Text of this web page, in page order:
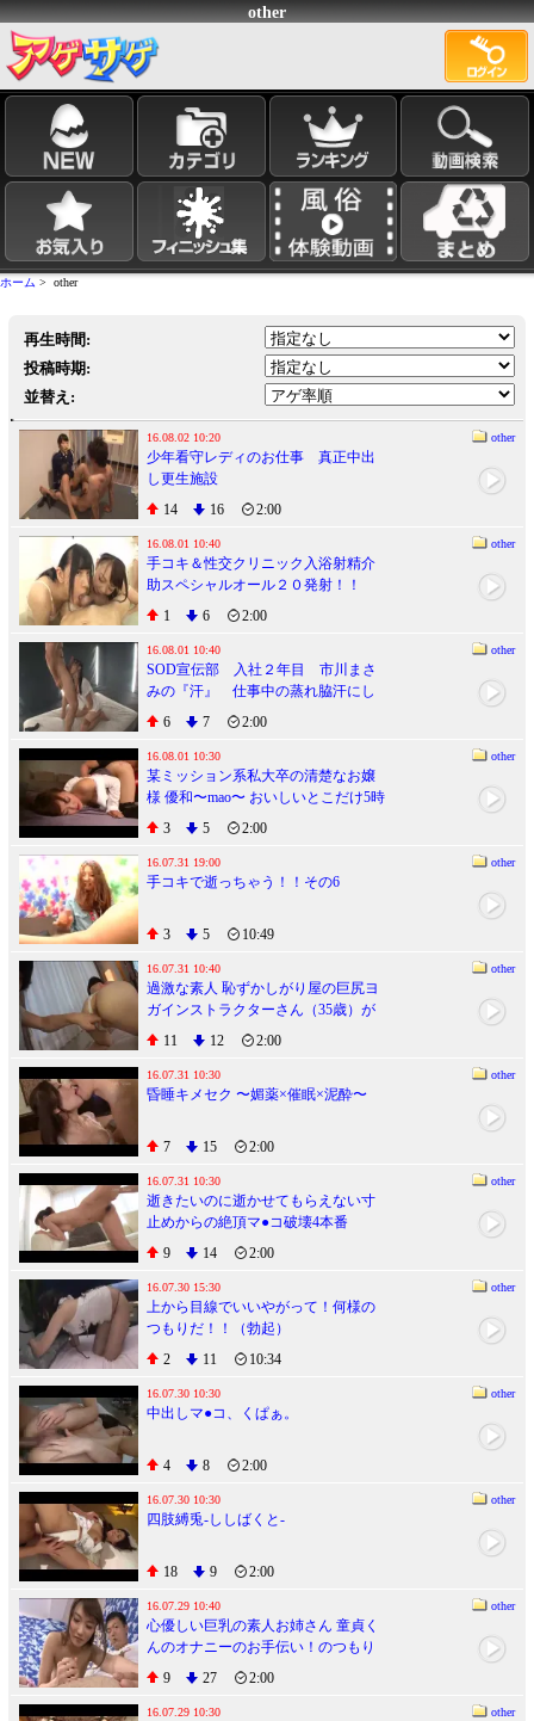
other
ホーム > other
再生時間:
投稿時期:
並替え:
16.08.02 10:20 other
少年看守レディのお仕事 真正中出
し更生施設
14
16 2:00
16.08.01 10:40 other
手コキ＆性交クリニック入浴射精介
助スペシャルオール２０発射！！
1
6 2:00
16.08.01 10:40 other
SOD宣伝部 入社２年目 市川まさ
みの『汗』 仕事中の蒸れ脇汗にし
ゃぶりつき、唾液をむさぼりあい、
カラダ中潮まみれ、初イラマで濃厚
エヅキ汁を垂れ流す “汗だくツユだ
く”４本番
6 7 2:00
16.08.01 10:30 other
某ミッション系私大卒の清楚なお嬢
様 優和〜mao〜 おいしいとこだけ5時
間
3 5 2:00
16.07.31 19:00 other
手コキで逝っちゃう！！その6
3 5 10:49
16.07.31 10:40 other
過激な素人 恥ずかしがり屋の巨尻ヨ
ガインストラクターさん（35歳）が
後ろから撮るならAV出演！精子まみ
れの中出しチ○ポをバックで激しく突
かれイ、イグぅ･･･。
11 12 2:00
16.07.31 10:30 other
昏睡キメセク 〜媚薬×催眠×泥酔〜
7 15 2:00
16.07.31 10:30 other
逝きたいのに逝かせてもらえない寸
止めからの絶頂マ●コ破壊4本番
9
14 2:00
16.07.30 15:30 other
上から目線でいいやがって！何様の
つもりだ！！（勃起）
2
11 10:34
16.07.30 10:30 other
中出しマ●コ、くぱぁ。
4 8 2:00
16.07.30 10:30 other
四肢縛兎-ししばくと-
18 9 2:00
16.07.29 10:40 other
心優しい巨乳の素人お姉さん 童貞く
んのオナニーのお手伝い！のつもり
がセックス講習ってことで赤面素
股！恥ずかしいのに気持ちよくて濡
れちゃってヌルっと入って筆おろ
9 27 2:00
16.07.29 10:30 other